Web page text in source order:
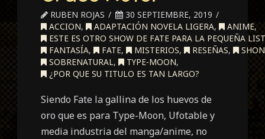
RUBEN ROJAS
30 SEPTIEMBRE, 2019
ACCION, ADAPTACIÓN NOVELA LIGERA, ANIME,
ESTE ES OTRO SHOW DE FATE PARA LA PEQUEÑA
FANTASÍA, FATE, MISTERIOS, RESEÑAS,
SOBRENATURAL, TYPE-MOON,
¿POR QUE SU TITULO ES TAN LARGO?
Siendo Fate la gallina de los huevos de
oro que es para Type-Moon, Ufotable y
media industria del manga/anime, no